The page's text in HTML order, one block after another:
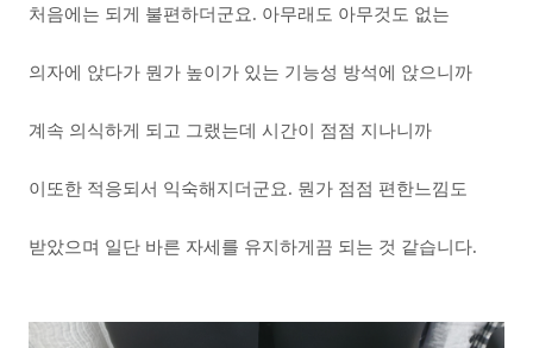
처음에는 되게 불편하더군요. 아무래도 아무것도 없는
의자에 앉다가 뭔가 높이가 있는 기능성 방석에 앉으니까
계속 의식하게 되고 그랬는데 시간이 점점 지나니까
이또한 적응되서 익숙해지더군요. 뭔가 점점 편한느낌도
받았으며 일단 바른 자세를 유지하게끔 되는 것 같습니다.